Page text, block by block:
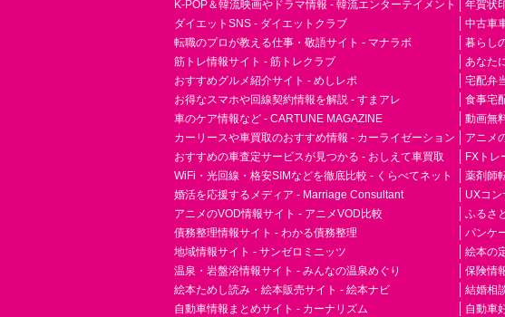
K-POP＆韓流映画やドラマ情報 - 韓流エンターテイメント
ダイエットSNS - ダイエットクラブ
転職のプロが教える仕事・敬語サイト - マナラボ
筋トレ情報サイト - 筋トレクラブ
おすすめグルメ紹介サイト - めしレポ
お得なスマホや回線契約情報を解説 - すまアレ
車のケア情報など - CARTUNE MAGAZINE
カーリースや車買取のおすすめ情報 - カーライゼーション
おすすめの車査定サービスが見つかる - おしえて車買取
WiFi・光回線・格安SIMなどを徹底比較 - くらべてネット
婚活を応援するメディア - Marriage Consultant
アニメのVOD情報サイト - アニメVOD比較
債務整理情報サイト - わかる債務整理
地域情報サイト - サンゼロミニッツ
温泉・岩盤浴情報サイト - みんなの温泉めぐり
絵本ためし読み・絵本販売サイト - 絵本ナビ
自動車情報まとめサイト - カーナリズム
年賀状
中古車
暮らし
あなた
宅配弁
食事宅
動画無
アニメ
FXトレ
薬剤師
UXコ
ふるさ
パンケ
絵本の
保険情
結婚相
自動車